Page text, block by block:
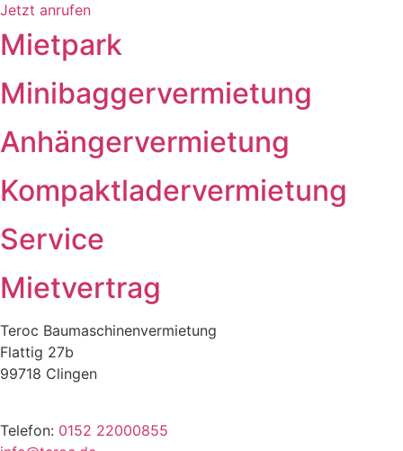
Jetzt anrufen
Mietpark
Minibagger­vermietung
Anhänger­vermietung
Kompaktlader­vermietung
Service
Mietvertrag
Teroc Baumaschinenvermietung
Flattig 27b
99718 Clingen
Telefon: 0152 22000855